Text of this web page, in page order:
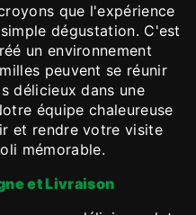
que l'expérience
dégustation. C'est
un environnement
peuvent se réunir
délicieux dans une
équipe chaleureuse
et rendre votre visite
mémorable.
et Livraison